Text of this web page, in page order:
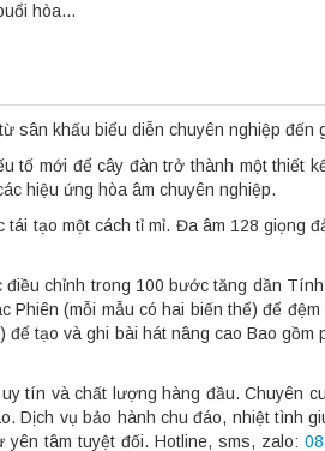
hòa...
sân khấu biểu diễn chuyên nghiệp đến
tố mới để cây đàn trở thành một thiết
hiệu ứng hòa âm chuyên nghiệp.
tạo một cách tỉ mỉ. Đa âm 128 giọng
chỉnh trong 100 bước tăng dần
(mỗi mẫu có hai biến thể) để đệm
tạo và ghi bài hát nâng cao Bao gồm
tín và chất lượng hàng đầu. Chuyên
Dịch vụ bảo hành chu đáo, nhiệt tình
tâm tuyệt đối. Hotline, sms, zalo: